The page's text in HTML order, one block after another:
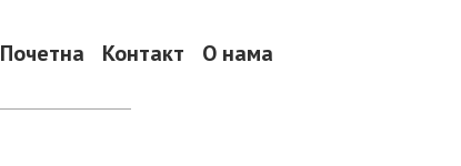
Почетна Контакт О нама